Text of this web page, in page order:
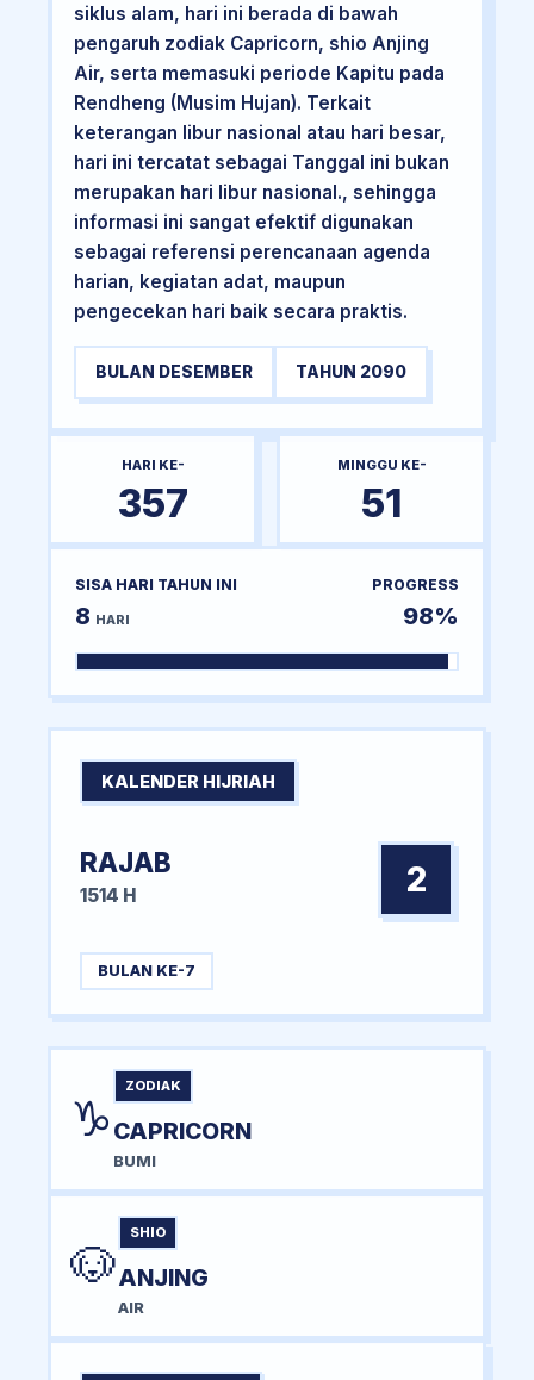
siklus alam, hari ini berada di bawah
pengaruh zodiak Capricorn, shio Anjing
Air, serta memasuki periode Kapitu pada
Rendheng (Musim Hujan). Terkait
keterangan libur nasional atau hari besar,
hari ini tercatat sebagai Tanggal ini bukan
merupakan hari libur nasional., sehingga
informasi ini sangat efektif digunakan
sebagai referensi perencanaan agenda
harian, kegiatan adat, maupun
pengecekan hari baik secara praktis.
BULAN DESEMBER TAHUN 2090
HARI KE-
357
MINGGU KE-
51
SISA HARI TAHUN INI
8 HARI
PROGRESS
98%
KALENDER HIJRIAH
RAJAB
1514 H 2
BULAN KE-7
♑
ZODIAK
CAPRICORN
BUMI
🐶
SHIO
ANJING
AIR